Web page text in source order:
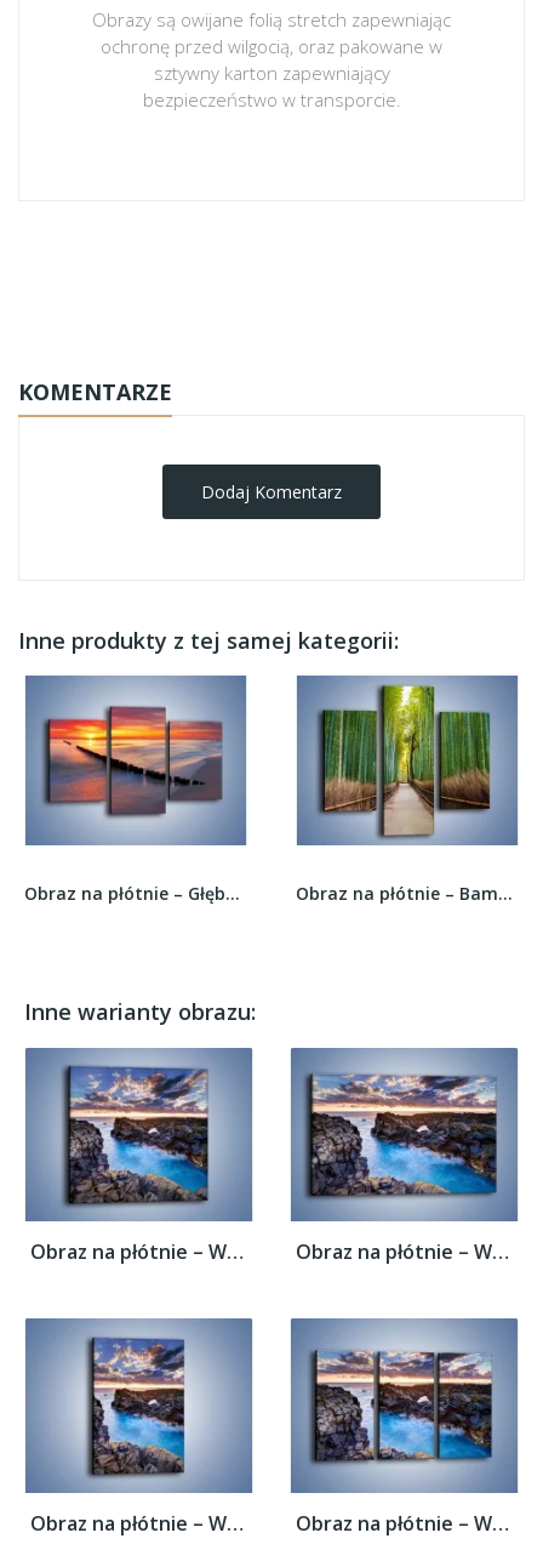
Obrazy są owijane folią stretch zapewniając
ochronę przed wilgocią, oraz pakowane w
sztywny karton zapewniający
bezpieczeństwo w transporcie.
KOMENTARZE
Dodaj Komentarz
Inne produkty z tej samej kategorii:
Obraz na płótnie – Głęboko zatopiony w piasku –... Obraz na płótnie – Bambusowy las –...
Inne warianty obrazu:
Obraz na płótnie – Wąwozem prosto do... Obraz na płótnie – Wąwozem prosto do...
Obraz na płótnie – Wąwozem prosto do... Obraz na płótnie – Wąwozem prosto do...